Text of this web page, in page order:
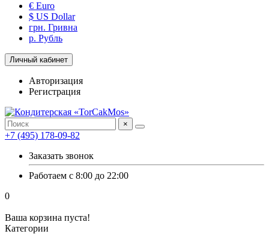
€ Euro
$ US Dollar
грн. Гривна
р. Рубль
Личный кабинет
Авторизация
Регистрация
×
+7 (495) 178-09-82
Заказать звонок
Работаем с 8:00 до 22:00
0
Ваша корзина пуста!
Категории